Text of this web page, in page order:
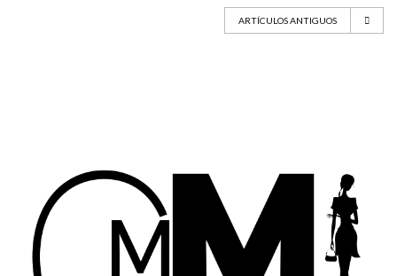
ARTÍCULOS ANTIGUOS